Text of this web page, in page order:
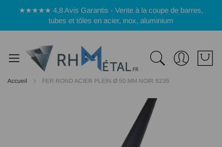
★★★★★ 4,8 Avis Garantis - Vente à la coupe de barres,
tubes et tôles en acier, inox, aluminium
Accueil FER ROND ACIER PLEIN Ø 50 MM NOIR S235